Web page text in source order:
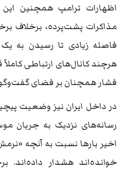
اظهارات ترامپ همچنین
مذاکرات پشت‌پرده، برخلاف
فاصله زیادی تا رسیدن به
هرچند کانال‌های ارتباطی
فشار همچنان بر فضای
در داخل ایران نیز وضعیت
رسانه‌های نزدیک به جریان
اخیر بارها نسبت به آنچه
خوانده‌اند هشدار داده‌اند.